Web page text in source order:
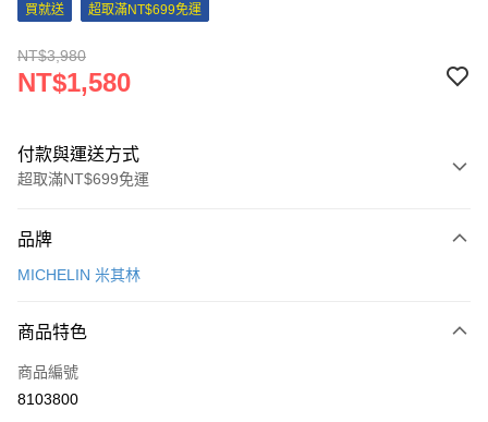
買就送 超取滿NT$699免運
NT$3,980
NT$1,580
付款與運送方式
超取滿NT$699免運
信用卡一次付款
3 期 0 利率 每期
合作金庫商業銀行
上海商業儲蓄銀行
超商取貨付款
LINE Pay
品牌
MICHELIN 米其林
商品特色
商品編號
8103800